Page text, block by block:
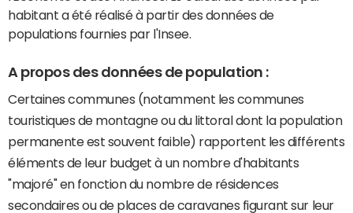
habitant a été réalisé à partir des données de
populations fournies par l'Insee.
A propos des données de population :
Certaines communes (notamment les communes
touristiques de montagne ou du littoral dont la population
permanente est souvent faible) rapportent les différents
éléments de leur budget à un nombre d'habitants
"majoré" en fonction du nombre de résidences
secondaires ou de places de caravanes figurant sur leur